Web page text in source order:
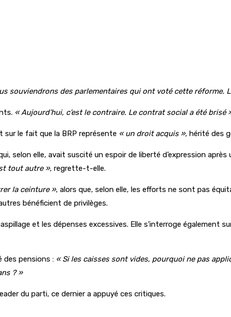
souviendrons des parlementaires qui ont voté cette réforme.
« Aujourd’hui, c’est le contraire. Le contrat social a été brisé
le fait que la BRP représente « un droit acquis », hérité des
elle, avait suscité un espoir de liberté d’expression après
tout autre », regrette-t-elle.
la ceinture », alors que, selon elle, les efforts ne sont pas
bénéficient de privilèges.
et les dépenses excessives. Elle s’interroge également
des pensions : « Si les caisses sont vides, pourquoi ne pas
? »
du parti, ce dernier a appuyé ces critiques.